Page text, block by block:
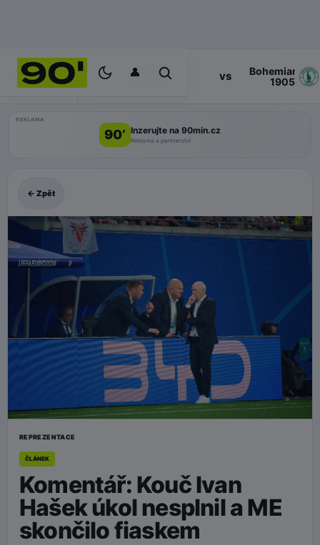
👤
PROGRAM 17:00 Zlin vs
Bohemians
1905
REKLAMA
90’ Inzerujte na 90min.cz
Reklama a partnerství
← Zpět
REPREZENTACE
ČLÁNEK
Komentář: Kouč Ivan
Hašek úkol nesplnil a ME
skončilo fiaskem